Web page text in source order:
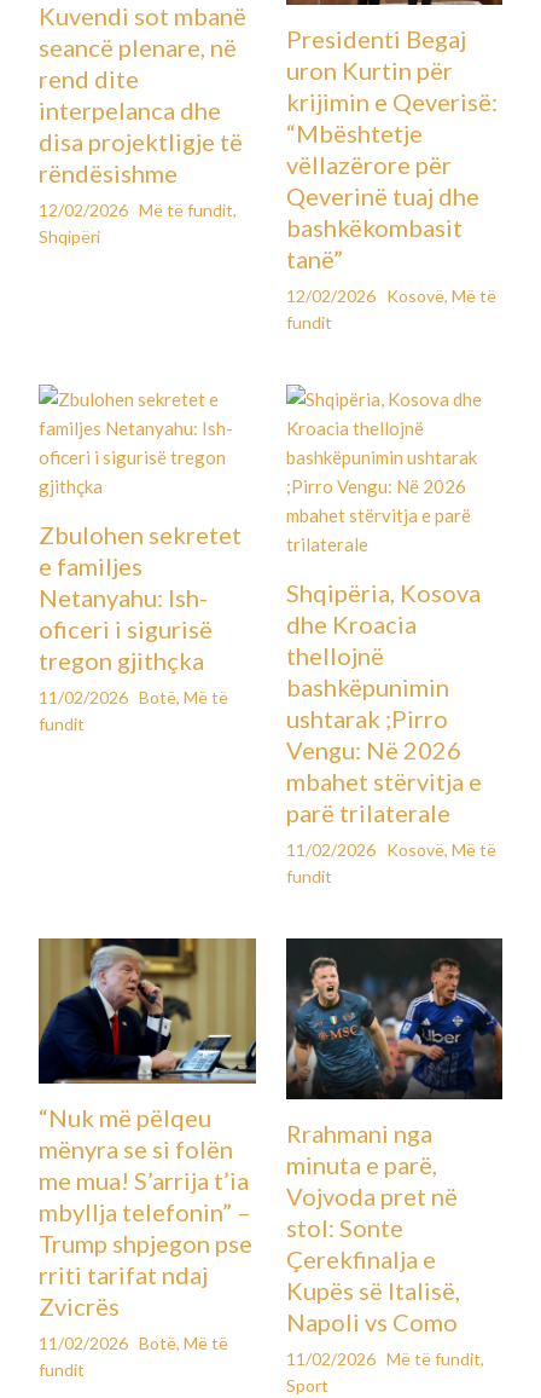
Kuvendi sot mbanë
seancë plenare, në
rend dite
interpelanca dhe
disa projektligje të
rëndësishme
12/02/2026 Më të fundit,
Shqipëri
Presidenti Begaj
uron Kurtin për
krijimin e Qeverisë:
“Mbështetje
vëllazërore për
Qeverinë tuaj dhe
bashkëkombasit
tanë”
12/02/2026 Kosovë, Më të
fundit
Zbulohen sekretet
e familjes
Netanyahu: Ish-
oficeri i sigurisë
tregon gjithçka
11/02/2026 Botë,Më të
fundit
Shqipëria, Kosova
dhe Kroacia
thellojnë
bashkëpunimin
ushtarak ;Pirro
Vengu: Në 2026
mbahet stërvitja e
parë trilaterale
11/02/2026 Kosovë, Më të
fundit
“Nuk më pëlqeu
mënyra se si folën
me mua! S’arrija t’ia
mbyllja telefonin” –
Trump shpjegon pse
rriti tarifat ndaj
Zvicrës
11/02/2026 Botë,Më të
fundit
Rrahmani nga
minuta e parë,
Vojvoda pret në
stol: Sonte
Çerekfinalja e
Kupës së Italisë,
Napoli vs Como
11/02/2026 Më të fundit,
Sport